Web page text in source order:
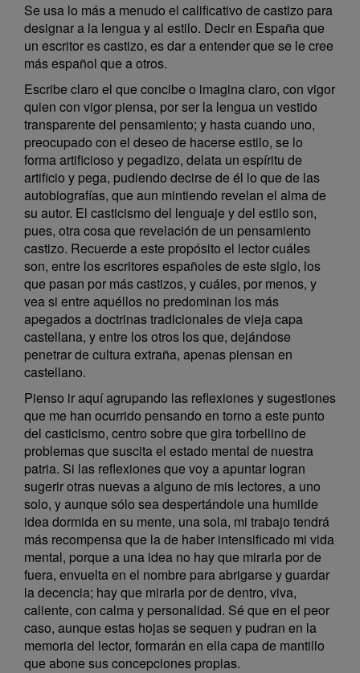
Se usa lo más a menudo el calificativo de castizo para
designar a la lengua y al estilo. Decir en España que
un escritor es castizo, es dar a entender que se le cree
más español que a otros.
Escribe claro el que concibe o imagina claro, con vigor
quien con vigor piensa, por ser la lengua un vestido
transparente del pensamiento; y hasta cuando uno,
preocupado con el deseo de hacerse estilo, se lo
forma artificioso y pegadizo, delata un espíritu de
artificio y pega, pudiendo decirse de él lo que de las
autobiografías, que aun mintiendo revelan el alma de
su autor. El casticismo del lenguaje y del estilo son,
pues, otra cosa que revelación de un pensamiento
castizo. Recuerde a este propósito el lector cuáles
son, entre los escritores españoles de este siglo, los
que pasan por más castizos, y cuáles, por menos, y
vea si entre aquéllos no predominan los más
apegados a doctrinas tradicionales de vieja capa
castellana, y entre los otros los que, dejándose
penetrar de cultura extraña, apenas piensan en
castellano.
Pienso ir aquí agrupando las reflexiones y sugestiones
que me han ocurrido pensando en torno a este punto
del casticismo, centro sobre que gira torbellino de
problemas que suscita el estado mental de nuestra
patria. Si las reflexiones que voy a apuntar logran
sugerir otras nuevas a alguno de mis lectores, a uno
solo, y aunque sólo sea despertándole una humilde
idea dormida en su mente, una sola, mi trabajo tendrá
más recompensa que la de haber intensificado mi vida
mental, porque a una idea no hay que mirarla por de
fuera, envuelta en el nombre para abrigarse y guardar
la decencia; hay que mirarla por de dentro, viva,
caliente, con calma y personalidad. Sé que en el peor
caso, aunque estas hojas se sequen y pudran en la
memoria del lector, formarán en ella capa de mantillo
que abone sus concepciones propias.